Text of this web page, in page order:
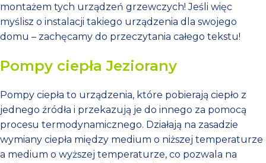
montażem tych urządzeń grzewczych! Jeśli więc
myślisz o instalacji takiego urządzenia dla swojego
domu – zachęcamy do przeczytania całego tekstu!
Pompy ciepła Jeziorany
Pompy ciepła to urządzenia, które pobierają ciepło z
jednego źródła i przekazują je do innego za pomocą
procesu termodynamicznego. Działają na zasadzie
wymiany ciepła między medium o niższej temperaturze
a medium o wyższej temperaturze, co pozwala na